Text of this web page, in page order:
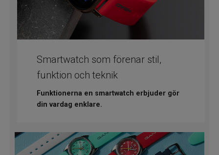
Smartwatch som förenar stil,
funktion och teknik
Funktionerna en smartwatch erbjuder gör
din vardag enklare.